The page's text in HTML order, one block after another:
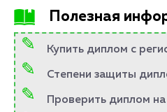
Полезная
Купить диплом с
Степени защиты
Проверить диплом